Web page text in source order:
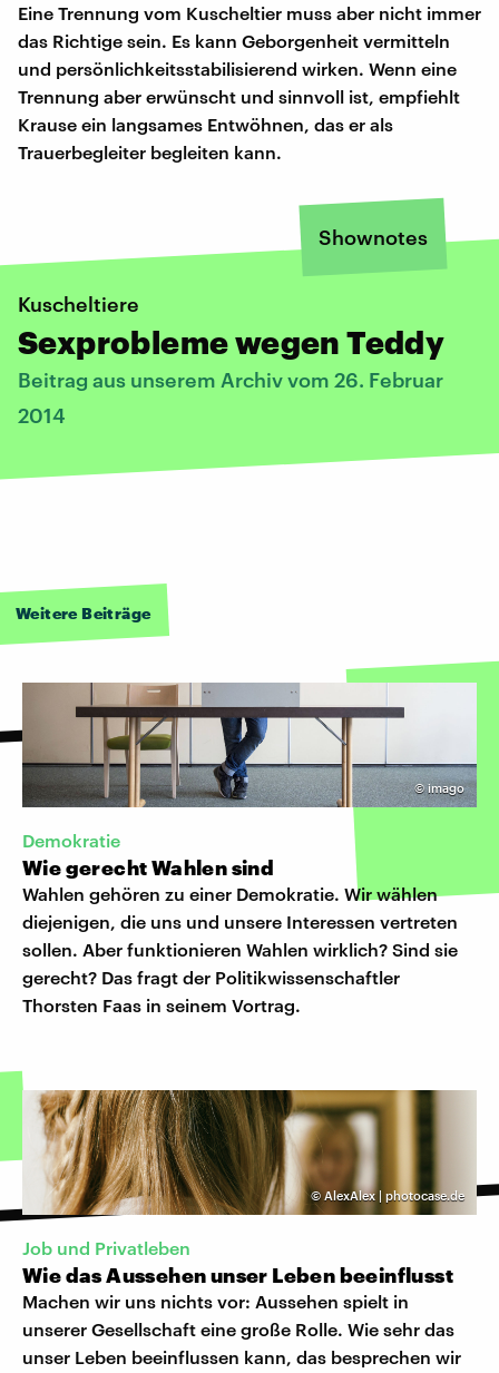
Eine Trennung vom Kuscheltier muss aber nicht immer
das Richtige sein. Es kann Geborgenheit vermitteln
und persönlichkeitsstabilisierend wirken. Wenn eine
Trennung aber erwünscht und sinnvoll ist, empfiehlt
Krause ein langsames Entwöhnen, das er als
Trauerbegleiter begleiten kann.
Shownotes
Kuscheltiere
Sexprobleme wegen Teddy
Beitrag aus unserem Archiv vom 26. Februar
2014
Weitere Beiträge
© imago
Demokratie
Wie gerecht Wahlen sind
Wahlen gehören zu einer Demokratie. Wir wählen
diejenigen, die uns und unsere Interessen vertreten
sollen. Aber funktionieren Wahlen wirklich? Sind sie
gerecht? Das fragt der Politikwissenschaftler
Thorsten Faas in seinem Vortrag.
©AlexAlex | photocase.de
Job und Privatleben
Wie das Aussehen unser Leben beeinflusst
Machen wir uns nichts vor: Aussehen spielt in
unserer Gesellschaft eine große Rolle. Wie sehr das
unser Leben beeinflussen kann, das besprechen wir